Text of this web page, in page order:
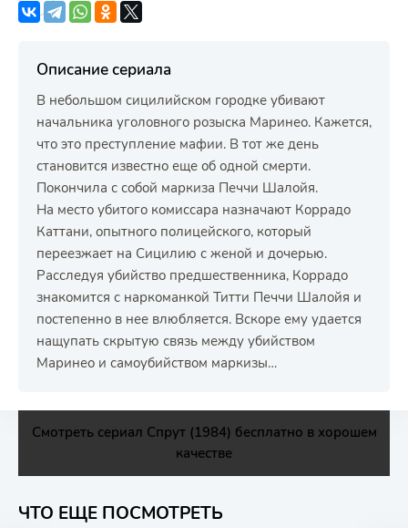
Описание сериала
В небольшом сицилийском городке убивают
начальника уголовного розыска Маринео. Кажется,
что это преступление мафии. В тот же день
становится известно еще об одной смерти.
Покончила с собой маркиза Печчи Шалойя.
На место убитого комиссара назначают Коррадо
Каттани, опытного полицейского, который
переезжает на Сицилию с женой и дочерью.
Расследуя убийство предшественника, Коррадо
знакомится с наркоманкой Титти Печчи Шалойя и
постепенно в нее влюбляется. Вскоре ему удается
нащупать скрытую связь между убийством
Маринео и самоубийством маркизы…
Смотреть сериал Спрут (1984) бесплатно в хорошем
качестве
ЧТО ЕЩЕ ПОСМОТРЕТЬ